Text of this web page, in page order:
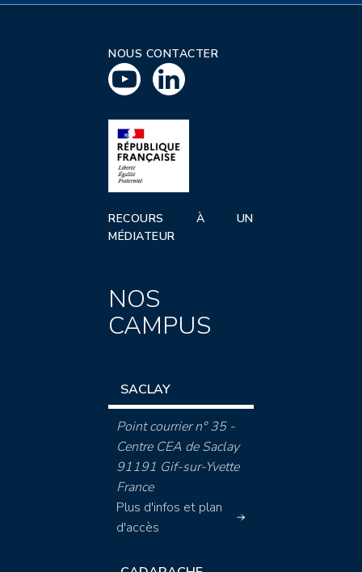
NOUS CONTACTER
RECOURS À UN
MÉDIATEUR
NOS
CAMPUS
SACLAY
Point courrier n° 35 -
Centre CEA de Saclay
91191 Gif-sur-Yvette
France
Plus d'infos et plan
d'accès